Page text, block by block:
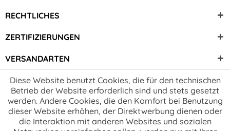
RECHTLICHES
ZERTIFIZIERUNGEN
VERSANDARTEN
Diese Website benutzt Cookies, die für den technischen
Betrieb der Website erforderlich sind und stets gesetzt
werden. Andere Cookies, die den Komfort bei Benutzung
dieser Website erhöhen, der Direktwerbung dienen oder
die Interaktion mit anderen Websites und sozialen